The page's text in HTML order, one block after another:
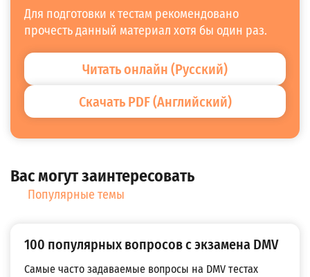
Для подготовки к тестам рекомендовано
прочесть данный материал хотя бы один раз.
Читать онлайн (Русский)
Скачать PDF (Английский)
Вас могут заинтересовать
Популярные темы
100 популярных вопросов с экзамена DMV
Самые часто задаваемые вопросы на DMV тестах